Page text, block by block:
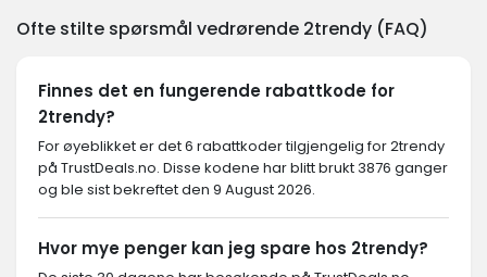
Ofte stilte spørsmål vedrørende 2trendy (FAQ)
Finnes det en fungerende rabattkode for
2trendy?
For øyeblikket er det 6 rabattkoder tilgjengelig for 2trendy
på TrustDeals.no. Disse kodene har blitt brukt 3876 ganger
og ble sist bekreftet den 9 August 2026.
Hvor mye penger kan jeg spare hos 2trendy?